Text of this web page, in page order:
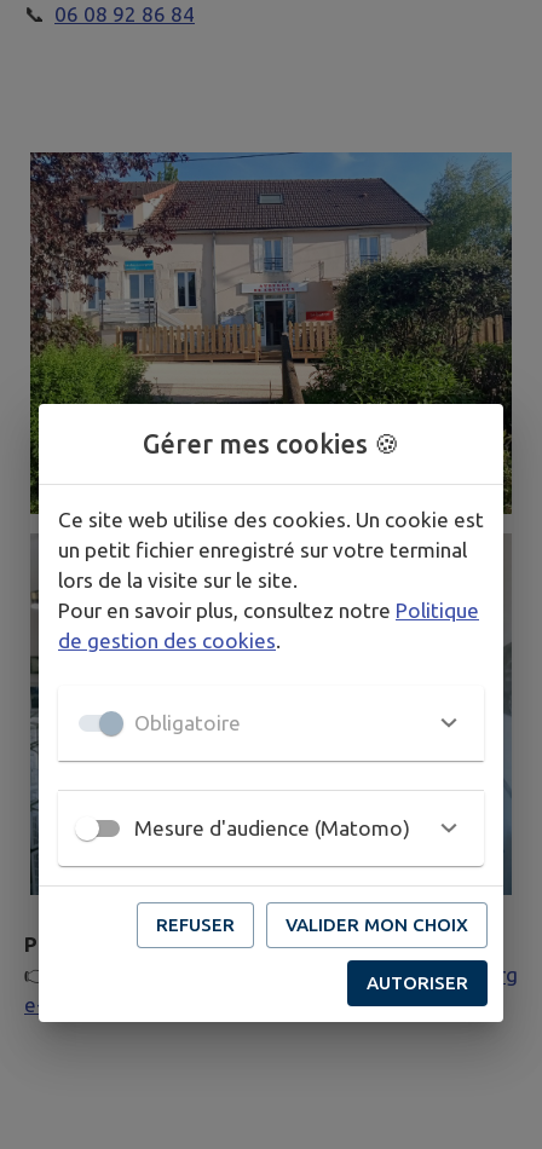
📞 06 08 92 86 84
Pour plus d'informations:
👉
https://www.valdesioule.com/restaurants/auberg
e-de-louroux/
Gérer mes cookies 🍪
Ce site web utilise des cookies. Un cookie est
un petit fichier enregistré sur votre terminal
lors de la visite sur le site.
Pour en savoir plus, consultez notre Politique
de gestion des cookies
Obligatoire
Mesure d'audience (Matomo)
REFUSER VALIDER MON CHOIX
AUTORISER